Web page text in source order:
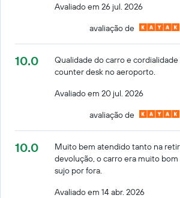
Avaliado em 26 jul. 2026
avaliação de
10.0
Qualidade do carro e
counter desk no aeroporto.
Avaliado em 20 jul. 2026
avaliação de
10.0
Muito bem atendido tanto na
devolução, o carro era muito bom
sujo por fora.
Avaliado em 14 abr. 2026